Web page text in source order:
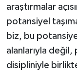
araştırmalar
potansiyel
biz, bu
alanlarıyla
disipliniyle